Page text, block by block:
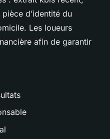
d’identité du
Les loueurs
afin de garantir